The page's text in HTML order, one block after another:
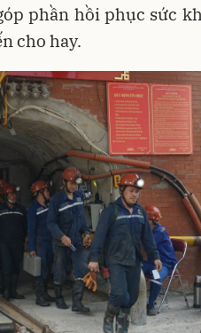
phần hồi phục sức
cho hay.